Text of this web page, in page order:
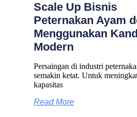
Scale Up Bisnis
Peternakan Ayam
Menggunakan
Modern
Persaingan di industri
semakin ketat. Untuk
kapasitas
Read More